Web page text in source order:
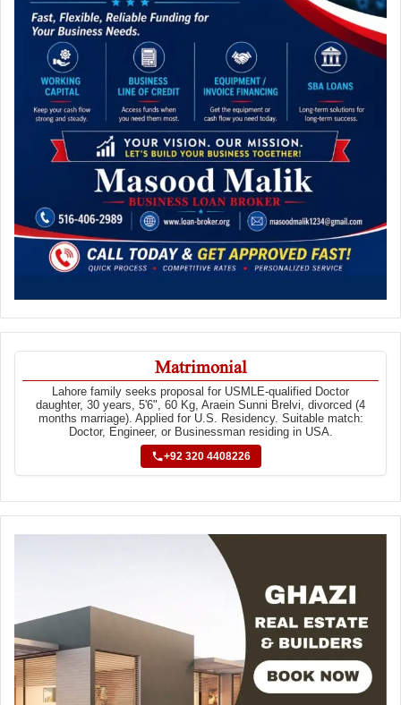
Matrimonial
Lahore family seeks proposal for USMLE-qualified Doctor
daughter, 30 years, 5'6", 60 Kg, Araein Sunni Brelvi, divorced (4
months marriage). Applied for U.S. Residency. Suitable match:
Doctor, Engineer, or Businessman residing in USA.
+92 320 4408226